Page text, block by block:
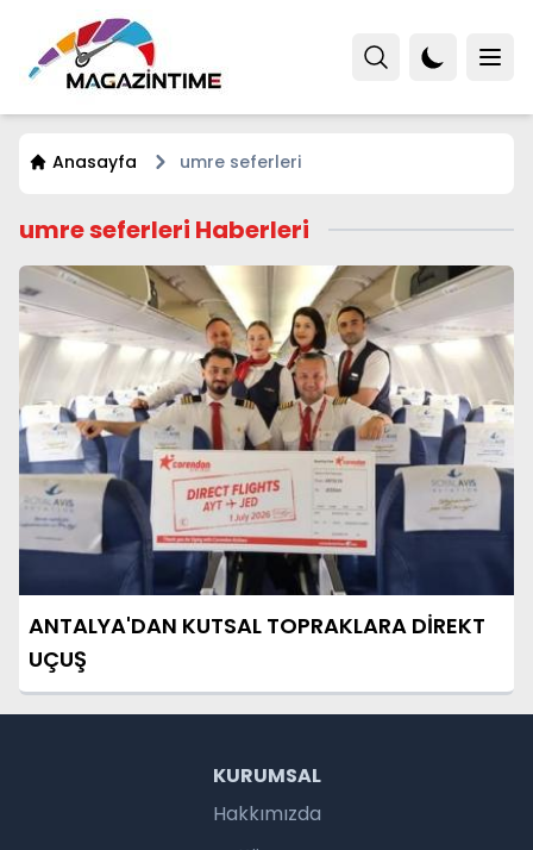
Anasayfa umre seferleri
umre seferleri Haberleri
ANTALYA'DAN KUTSAL TOPRAKLARA DİREKT
UÇUŞ
KURUMSAL
Hakkımızda